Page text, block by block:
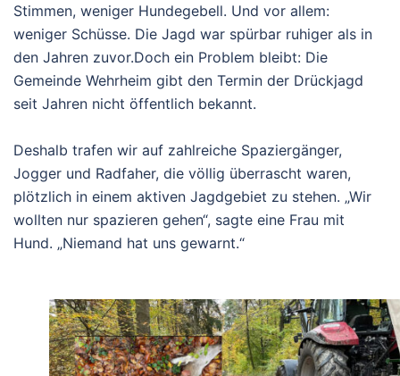
Stimmen, weniger Hundegebell. Und vor allem:
weniger Schüsse. Die Jagd war spürbar ruhiger als in
den Jahren zuvor.Doch ein Problem bleibt: Die
Gemeinde Wehrheim gibt den Termin der Drückjagd
seit Jahren nicht öffentlich bekannt.
Deshalb trafen wir auf zahlreiche Spaziergänger,
Jogger und Radfaher, die völlig überrascht waren,
plötzlich in einem aktiven Jagdgebiet zu stehen. „Wir
wollten nur spazieren gehen“, sagte eine Frau mit
Hund. „Niemand hat uns gewarnt.“